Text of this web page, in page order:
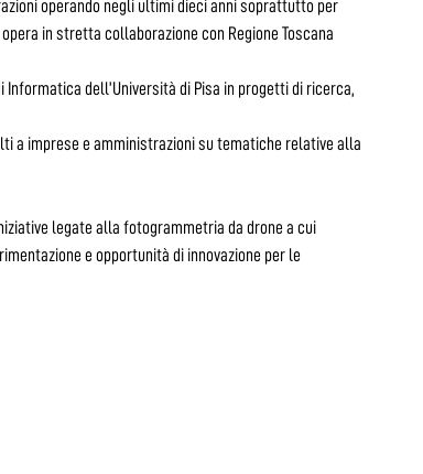
operando negli ultimi dieci anni soprattutto per
in stretta collaborazione con Regione Toscana
dell’Università di Pisa in progetti di ricerca,
a imprese e amministrazioni su tematiche relative alla
legate alla fotogrammetria da drone a cui
e opportunità di innovazione per le